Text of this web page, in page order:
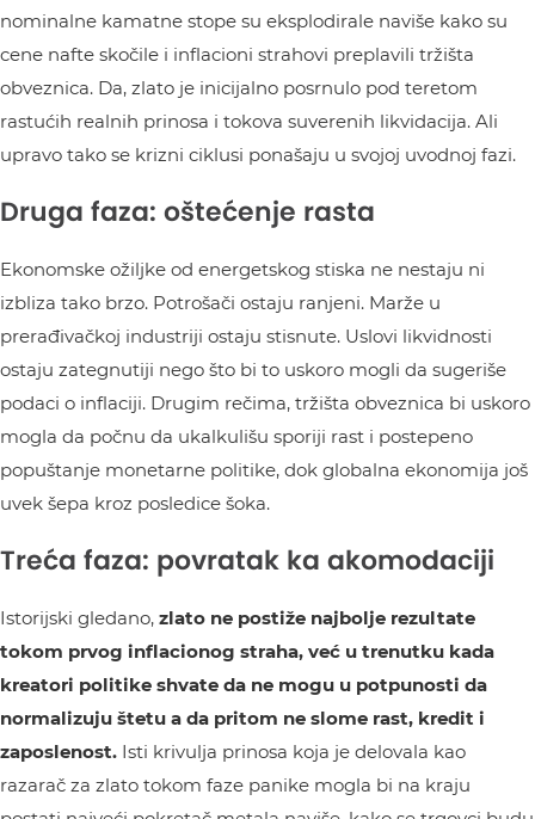
nominalne kamatne stope su eksplodirale naviše kako su
cene nafte skočile i inflacioni strahovi preplavili tržišta
obveznica. Da, zlato je inicijalno posrnulo pod teretom
rastućih realnih prinosa i tokova suverenih likvidacija. Ali
upravo tako se krizni ciklusi ponašaju u svojoj uvodnoj fazi.
Druga faza: oštećenje rasta
Ekonomske ožiljke od energetskog stiska ne nestaju ni
izbliza tako brzo. Potrošači ostaju ranjeni. Marže u
prerađivačkoj industriji ostaju stisnute. Uslovi likvidnosti
ostaju zategnutiji nego što bi to uskoro mogli da sugeriše
podaci o inflaciji. Drugim rečima, tržišta obveznica bi uskoro
mogla da počnu da ukalkulišu sporiji rast i postepeno
popuštanje monetarne politike, dok globalna ekonomija još
uvek šepa kroz posledice šoka.
Treća faza: povratak ka akomodaciji
Istorijski gledano, zlato ne postiže najbolje rezultate
tokom prvog inflacionog straha, već u trenutku kada
kreatori politike shvate da ne mogu u potpunosti da
normalizuju štetu a da pritom ne slome rast, kredit i
zaposlenost. Isti krivulja prinosa koja je delovala kao
razarač za zlato tokom faze panike mogla bi na kraju